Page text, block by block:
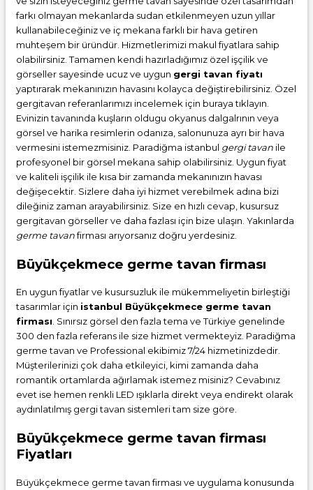
farkı olmayan mekanlarda sudan etkilenmeyen uzun yıllar
kullanabileceğiniz ve iç mekana farklı bir hava getiren
muhteşem bir üründür. Hizmetlerimizi makul fiyatlara sahip
olabilirsiniz. Tamamen kendi hazırladığımız özel işçilik ve
görseller sayesinde ucuz ve uygun gergi tavan fiyatı
yaptırarak mekanınızın havasını kolayca değiştirebilirsiniz. Özel
gergitavan referanlarımızı incelemek için buraya tıklayın.
Evinizin tavanında kuşların oldugu okyanus dalgalrının veya
görsel ve harika resimlerin odanıza, salonunuza ayrı bir hava
vermesini istemezmisiniz. Paradiğma istanbul gergi tavan ile
profesyonel bir görsel mekana sahip olabilirsiniz. Uygun fiyat
ve kaliteli işçilik ile kısa bir zamanda mekanınızın havası
değişecektir. Sizlere daha iyi hizmet verebilmek adına bizi
dileğiniz zaman arayabilirsiniz. Size en hızlı cevap, kusursuz
gergitavan görseller ve daha fazlası için bize ulaşın. Yakınlarda
germe tavanfirması arıyorsanız doğru yerdesiniz.
Büyükçekmece germe tavan firması
En uygun fiyatlar ve kusursuzluk ile mükemmeliyetin birleştiği
tasarımlar için istanbul Büyükçekmece germe tavan
firması. Sınırsız görsel den fazla tema ve Türkiye genelinde
300 den fazla referans ile size hizmet vermekteyiz. Paradiğma
germe tavan ve Professional ekibimiz 7/24 hizmetinizdedir.
Müşterilerinizi çok daha etkileyici, kimi zamanda daha
romantik ortamlarda ağırlamak istemez misiniz? Cevabınız
evet ise hemen renkli LED ışıklarla direkt veya endirekt olarak
aydınlatılmış gergi tavan sistemleri tam size göre.
Büyükçekmece germe tavan firması
Fiyatları
Büyükçekmece germe tavan firması ve uygulama konusunda